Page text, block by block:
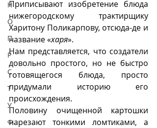
Н
О
П
Р
С
Т
У
Ф
Приписывают изобретение блюда
нижегородскому трактирщику
Харитону Поликарпову, отсюда-де и
название «харя».
Нам представляется, что создатели
довольно простого, но не быстро
готовящегося блюда, просто
придумали историю его
происхождения.
Половину очищенной картошки
нарезают тонкими ломтиками, а